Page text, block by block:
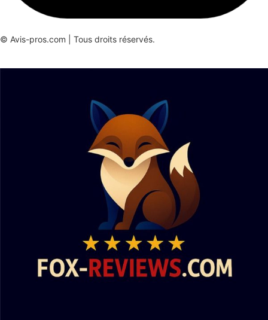
© Avis-pros.com | Tous droits réservés.